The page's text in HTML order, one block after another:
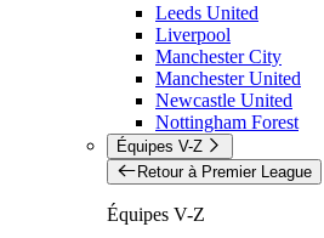
Leeds United
Liverpool
Manchester City
Manchester United
Newcastle United
Nottingham Forest
Équipes V-Z
Retour à Premier League
Équipes V-Z